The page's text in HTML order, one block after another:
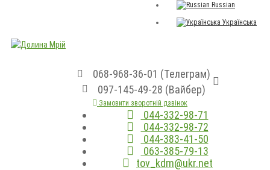
Russian
Українська
068-968-36-01 (Телеграм)
097-145-49-28 (Вайбер)
Замовити зворотній дзвінок
044-332-98-71
044-332-98-72
044-383-41-50
063-385-79-13
tov_kdm@ukr.net